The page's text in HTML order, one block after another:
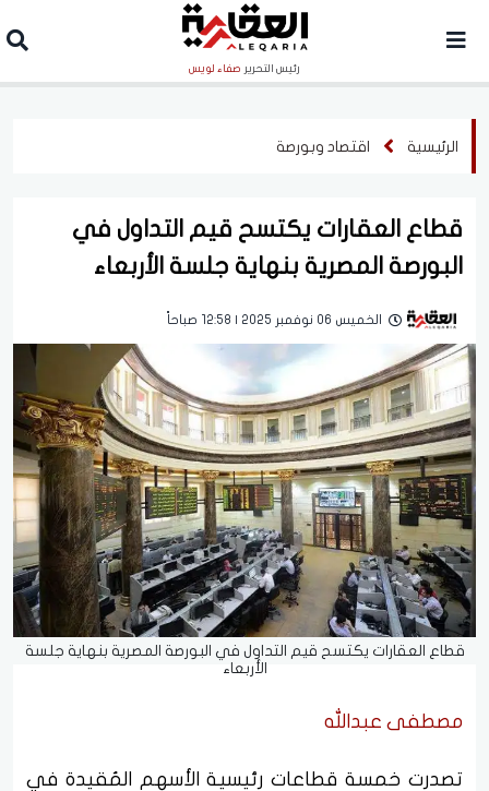
رئيس التحرير صفاء لويس
الرئيسية اقتصاد وبورصة
قطاع العقارات يكتسح قيم التداول في
البورصة المصرية بنهاية جلسة الأربعاء
الخميس 06 نوفمبر 2025 | 12:58 صباحاً
قطاع العقارات يكتسح قيم التداول في البورصة المصرية بنهاية جلسة
الأربعاء
مصطفى عبدالله
تصدرت خمسة قطاعات رئيسية الأسهم المُقيدة في